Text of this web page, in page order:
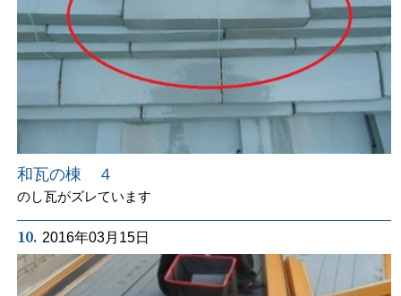
和瓦の棟 ４
のし瓦がズレています
10. 2016年03月15日